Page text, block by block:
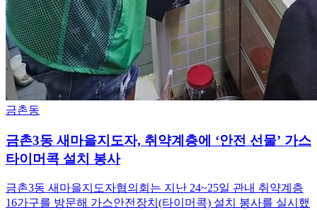
금촌동
금촌3동 새마을지도자, 취약계층에 ‘안전 선물’ 가스
타이머콕 설치 봉사
금촌3동 새마을지도자협의회는 지난 24~25일 관내 취약계층
16가구를 방문해 가스안전장치(타이머콕) 설치 봉사를 실시했